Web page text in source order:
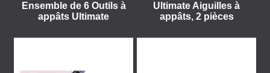
Ensemble de 6 Outils à
appâts Ultimate
Ultimate Aiguilles à
appâts, 2 pièces